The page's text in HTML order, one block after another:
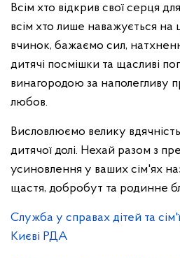
Всім хто відкрив свої серця
всім хто лише наважується на
вчинок, бажаємо сил,
дитячі посмішки та щасливі
винагородою за наполегливу
любов.
Висловлюємо велику
дитячої долі. Нехай разом з
усиновлення у ваших сім'ях
щастя, добробут та родинне
Служба у справах дітей та
Києві РДА